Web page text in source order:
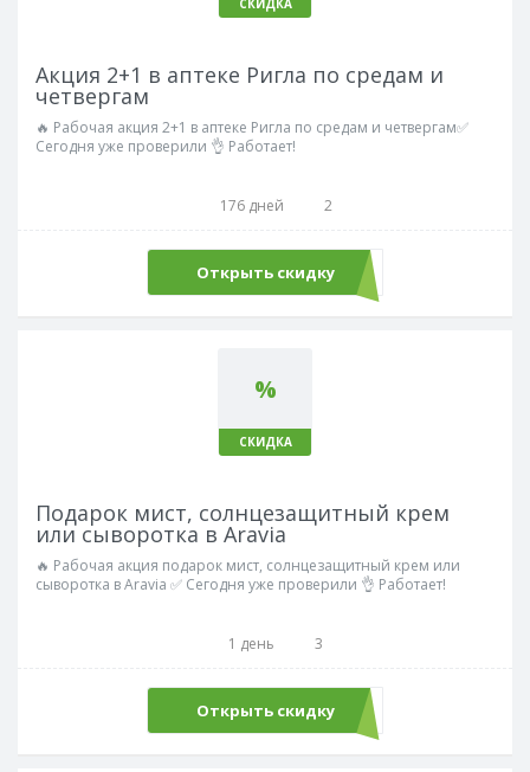
СКИДКА
Акция 2+1 в аптеке Ригла по средам и
четвергам
🔥 Рабочая акция 2+1 в аптеке Ригла по средам и четвергам✅
Сегодня уже проверили 👌 Работает!
176 дней 2
Открыть скидку
%
СКИДКА
Подарок мист, солнцезащитный крем
или сыворотка в Aravia
🔥 Рабочая акция подарок мист, солнцезащитный крем или
сыворотка в Aravia ✅ Сегодня уже проверили 👌 Работает!
1 день 3
Открыть скидку